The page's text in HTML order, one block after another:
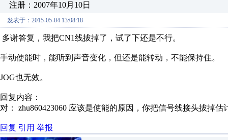
注册：2007年10月10日
发表于：2015-05-04 13:08:18
多谢答复，我把CN1线拔掉了，试了下还是不行。
手动使能时，能听到声音变化，但还是能转动，不能保持住。
JOG也无效。
回复内容：
对： zhu860423060 应该是使能的原因，你把信号线接头拔掉估
回复 引用 举报